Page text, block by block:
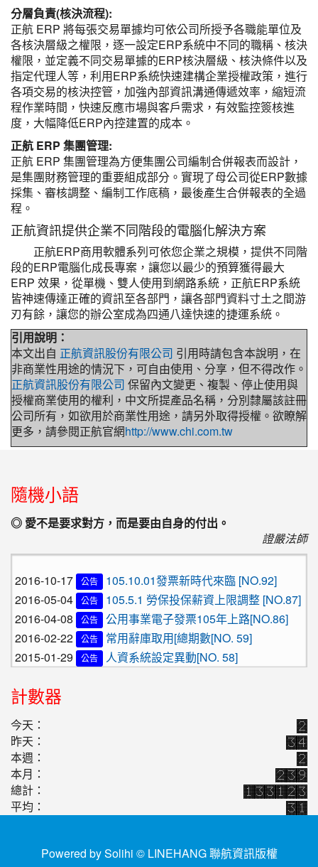
分層負責(核決流程):
正航 ERP 將每張交易單據均可依公司所授予各職能單位及
各核決層級之權限，逐一設定ERP系統中不同的職稱、核決
權限，並定義不同交易單據的ERP核決層級、核決條件以及
指定代理人等，利用ERP系統快速建構企業授權政策，進行
各項交易的核決控管，加強內部資訊溝通傳遞效率，縮短流
程作業時間，快速反應市場與客戶需求，有效監控簽核進
度，大幅降低ERP內控建置的成本。
正航 ERP 集團管理:
正航 ERP 集團管理為方便集團公司編制合併報表而設計，
是集團財務管理的重要組成部分。實現了母公司從ERP數據
採集、審核調整、編制工作底稿，最後產生合併報表的全過
程。
正航資訊提供企業不同階段的電腦化解決方案
正航ERP商用軟體系列可依您企業之規模，提供不同階
段的ERP電腦化成長專案，讓您以最少的預算獲得最大
ERP 效果，從單機、雙人使用到網路系統，正航ERP系統
皆神速傳達正確的資訊至各部門，讓各部門資料寸土之間游
刃有餘，讓您的辦公室成為四通八達快速的捷運系統。
引用說明：
本文出自 正航資訊股份有限公司 引用時請包含本說明，在
非商業性用途的情況下，可自由使用、分享，但不得改作。
正航資訊股份有限公司 保留內文變更、複製、停止使用與
授權商業使用的權利，中文所提產品名稱，分別隸屬該註冊
公司所有，如欲用於商業性用途，請另外取得授權。欲瞭解
更多，請參閱正航官網http://www.chi.com.tw
隨機小語
◎ 愛不是要求對方，而是要由自身的付出。
證嚴法師
公告
105.10.01發票新時代來臨 [NO.92]
公告
105.5.1 勞保投保薪資上限調整 [NO.87]
公告
公用事業電子發票105年上路[NO.86]
公告
常用辭庫取用[總期數[NO. 59]
公告
人資系統設定異動[NO. 58]
2016-10-17 公告
105.10.01發票新時代來臨 [NO.92]
2016-05-04
2016-04-08
2016-02-22
2015-01-29
計數器
今天：
昨天：
本週：
本月：
總計：
平均：
Powered by Solihi © LINEHANG聯航資訊版權